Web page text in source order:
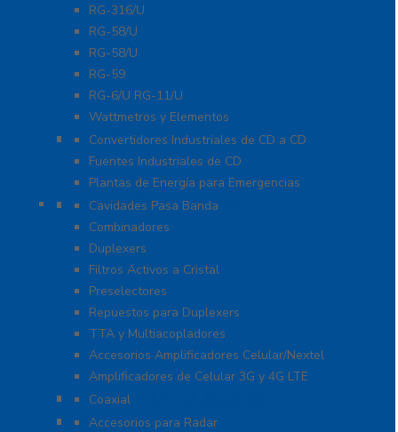
RG-316/U
RG-58/U
RG-58/U
RG-59
RG-6/U RG-11/U
Wattmetros y Elementos
Energía
Convertidores Industriales de CD a CD
Fuentes Industriales de CD
Plantas de Energía para Emergencias
Filtros y Sistemas en RF
Cavidades Pasa Banda
Combinadores
Duplexers
Filtros Activos a Cristal
Preselectores
Repuestos para Duplexers
TTA y Multiacopladores
Accesorios Amplificadores Celular/Nextel
Amplificadores de Celular 3G y 4G LTE
Protección Contra Descarga
Coaxial
Soluciones Marinas
Accesorios para Radar